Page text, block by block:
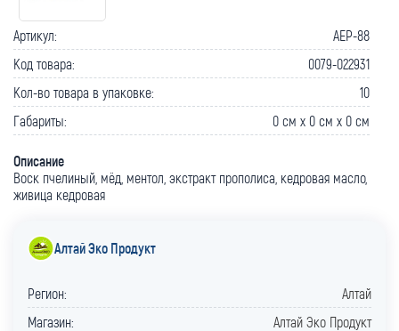
Артикул:
AEP-88
Код товара:
0079-022931
Кол-во товара в упаковке:
10
Габариты:
0 cм x 0 cм x 0 cм
Описание
Воск пчелиный, мёд, ментол, экстракт прополиса, кедровая масло,
живица кедровая
Алтай Эко Продукт
Регион:
Алтай
Магазин:
Алтай Эко Продукт